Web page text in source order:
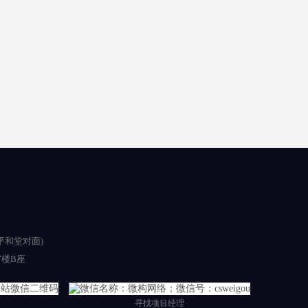
和堂对面)
B座
寻找项目经理